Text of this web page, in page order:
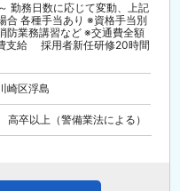
勤務日数に応じて変動、上記
合 各種手当あり ※資格手当別
業務講習など ※交通費全額
支給 採用者新任研修20時間
崎区浮島
卒以上（警備業法による）